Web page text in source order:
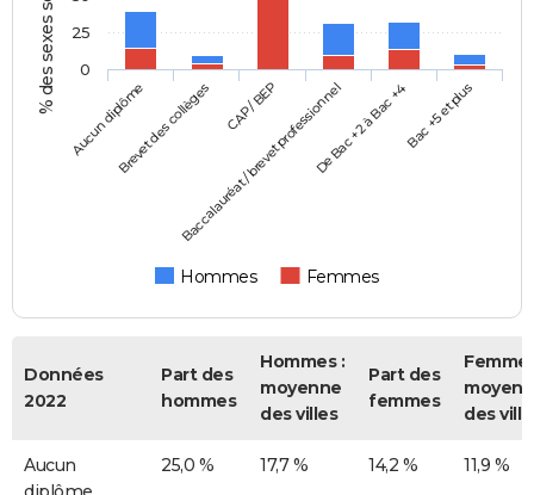
Hommes Femmes
Aucun diplômeBrevet des collèges CAP / BEP
Baccalauréat / brevet professionnelDe Bac +2 à Bac +4Bac +5 et plus
0
25
Données
2022
Part des
hommes
Hommes :
moyenne
des villes
Part des
femmes
des
Aucun
25,0 % 17,7 % 14,2 % 11,9 %